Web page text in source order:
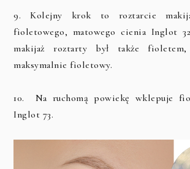
9. Kolejny krok to roztarcie
fioletowego, matowego cienia Inglot
makijaż roztarty był także
maksymalnie fioletowy.
10. Na ruchomą powiekę wklepuje
Inglot 73.